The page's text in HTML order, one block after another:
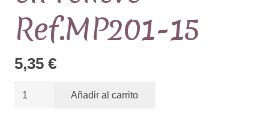
Ref.MP201-15
5,35 €
Tela
Añadir al carrito